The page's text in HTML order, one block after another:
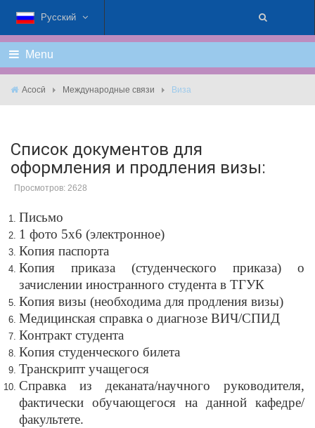
Русский
Menu
Асосӣ Международные связи Виза
Список документов для
оформления и продления визы:
Просмотров: 2628
Письмо
1 фото 5х6 (электронное)
Копия паспорта
Копия приказа (студенческого приказа) о
зачислении иностранного студента в ТГУК
Копия визы (необходима для продления визы)
Медицинская справка о диагнозе ВИЧ/СПИД
Контракт студента
Копия студенческого билета
Транскрипт учащегося
Справка из деканата/научного руководителя,
фактически обучающегося на данной кафедре/
факультете.